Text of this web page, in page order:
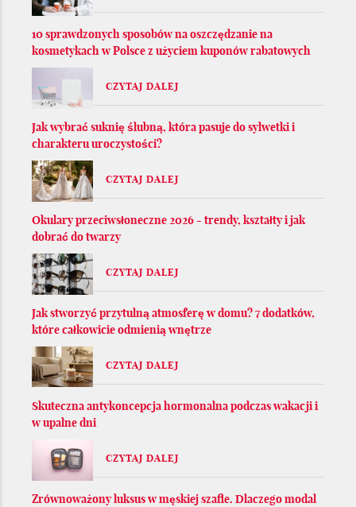
10 sprawdzonych sposobów na oszczędzanie na
kosmetykach w Polsce z użyciem kuponów rabatowych
CZYTAJ DALEJ
Jak wybrać suknię ślubną, która pasuje do sylwetki i
charakteru uroczystości?
CZYTAJ DALEJ
Okulary przeciwsłoneczne 2026 - trendy, kształty i jak
dobrać do twarzy
CZYTAJ DALEJ
Jak stworzyć przytulną atmosferę w domu? 7 dodatków,
które całkowicie odmienią wnętrze
CZYTAJ DALEJ
Skuteczna antykoncepcja hormonalna podczas wakacji i
w upalne dni
CZYTAJ DALEJ
Zrównoważony luksus w męskiej szafie. Dlaczego modal